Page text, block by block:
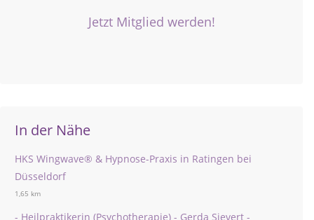
Jetzt Mitglied werden!
In der Nähe
HKS Wingwave® & Hypnose-Praxis in Ratingen bei
Düsseldorf
1,65 km
- Heilpraktikerin (Psychotherapie) - Gerda Sievert -